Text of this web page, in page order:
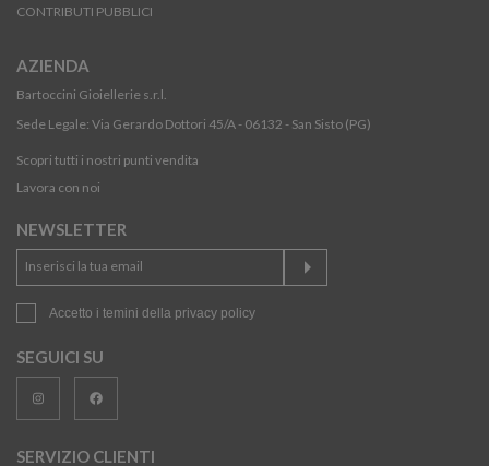
CONTRIBUTI PUBBLICI
AZIENDA
Bartoccini Gioiellerie s.r.l.
Sede Legale: Via Gerardo Dottori 45/A - 06132 - San Sisto (PG)
Scopri tutti i nostri punti vendita
Lavora con noi
NEWSLETTER
Accetto i temini della privacy policy
SEGUICI SU
SERVIZIO CLIENTI